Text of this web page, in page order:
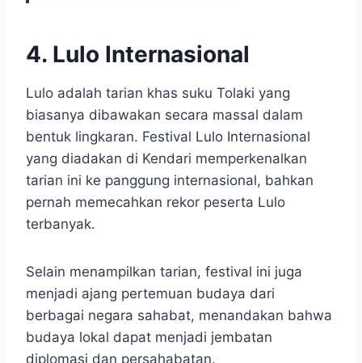
4. Lulo Internasional
Lulo adalah tarian khas suku Tolaki yang
biasanya dibawakan secara massal dalam
bentuk lingkaran. Festival Lulo Internasional
yang diadakan di Kendari memperkenalkan
tarian ini ke panggung internasional, bahkan
pernah memecahkan rekor peserta Lulo
terbanyak.
Selain menampilkan tarian, festival ini juga
menjadi ajang pertemuan budaya dari
berbagai negara sahabat, menandakan bahwa
budaya lokal dapat menjadi jembatan
diplomasi dan persahabatan.